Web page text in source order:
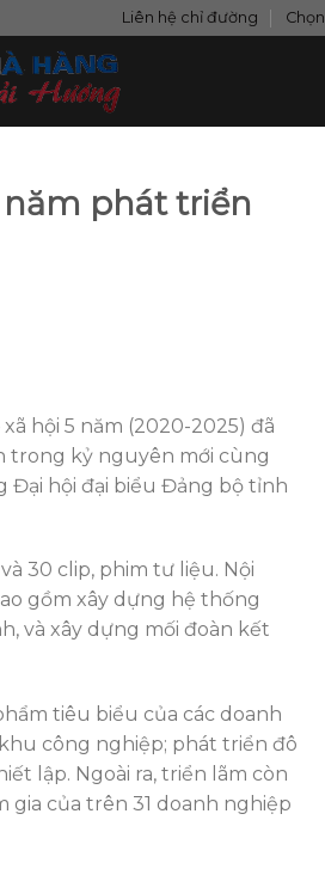
Liên hệ chỉ đường
phát triển
hội 5 năm (2020-2025) đã
trong kỷ nguyên mới cùng
Đại hội đại biểu Đảng bộ tỉnh
30 clip, phim tư liệu. Nội
gồm xây dựng hệ thống
và xây dựng mối đoàn kết
tiêu biểu của các doanh
công nghiệp; phát triển đô
lập. Ngoài ra, triển lãm còn
gia của trên 31 doanh nghiệp